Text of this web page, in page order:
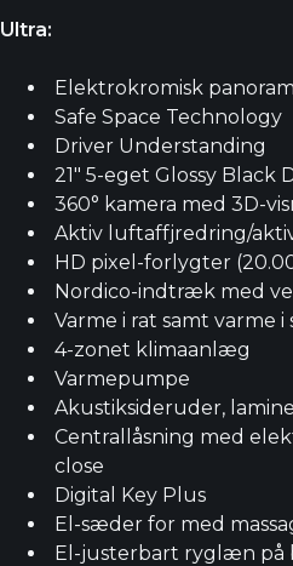
Ultra:
Elektrokromisk
Safe Space Technology
Driver Understanding
21" 5-eget Glossy Black
360° kamera med 3D-
Aktiv luftaffjredring/
HD pixel-forlygter
Nordico-indtræk med
Varme i rat samt varme
4-zonet klimaanlæg
Varmepumpe
Akustiksideruder,
Centrallåsning med
close
Digital Key Plus
El-sæder for med
El-justerbart ryglæn på